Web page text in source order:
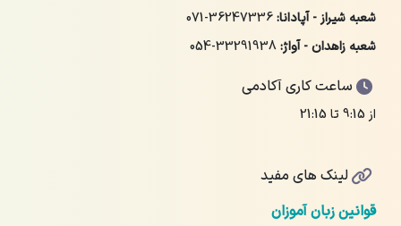
شعبه شیراز - آپادانا:071-36247336
شعبه زاهدان - آواژ:054-33291938
ساعت کاری آکادمی
از 9:15 تا 21:15
لینک های مفید
قوانین زبان آموزان